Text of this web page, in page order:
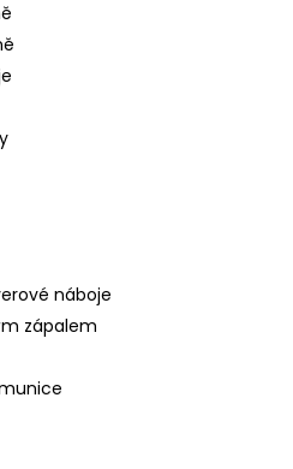
náboje
zápalem